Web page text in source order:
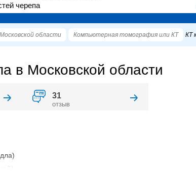
области Компьютерная томография или КТ КТ
в Московской области
31
отзыв